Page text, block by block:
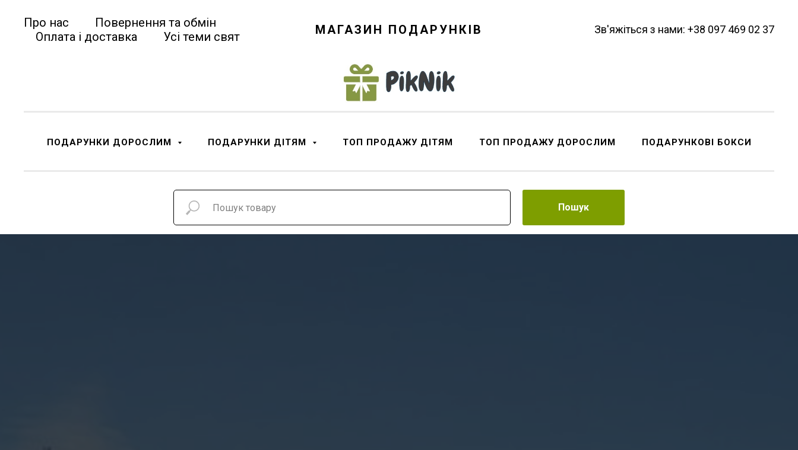
МАГАЗИН ПОДАРУНКІВ
Про нас
Повернення та обмін
Оплата і доставка
Усі теми свят
Зв'яжіться з нами: +38 097 469 02 37
ПОДАРУНКИ ДОРОСЛИМ ПОДАРУНКИ ДІТЯМ ТОП ПРОДАЖУ ДІТЯМ ТОП ПРОДАЖУ ДОРОСЛИМ ПОДАРУНКОВІ БОКСИ
Пошук